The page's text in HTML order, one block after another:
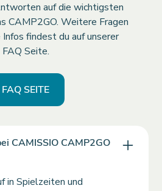
auf die wichtigsten
CAMP2GO. Weitere Fragen
Infos findest du auf unserer
FAQ Seite.
FAQ SEITE
CAMISSIO CAMP2GO
in Spielzeiten und